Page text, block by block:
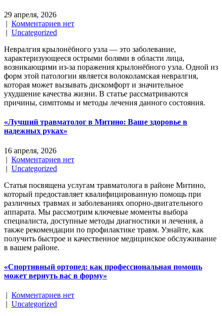
29 апреля, 2026
| Комментариев нет
| Uncategorized
Невралгия крылонёбного узла — это заболевание,
характеризующееся острыми болями в области лица,
возникающими из-за поражения крылонёбного узла. Одной из
форм этой патологии является волоколамская невралгия,
которая может вызывать дискомфорт и значительное
ухудшение качества жизни. В статье рассматриваются
причины, симптомы и методы лечения данного состояния.
«Лучший травматолог в Митино: Ваше здоровье в
надежных руках»
16 апреля, 2026
| Комментариев нет
| Uncategorized
Статья посвящена услугам травматолога в районе Митино,
который предоставляет квалифицированную помощь при
различных травмах и заболеваниях опорно-двигательного
аппарата. Мы рассмотрим ключевые моменты выбора
специалиста, доступные методы диагностики и лечения, а
также рекомендации по профилактике травм. Узнайте, как
получить быстрое и качественное медицинское обслуживание
в вашем районе.
«Спортивный ортопед: как профессиональная помощь
может вернуть вас в форму»
| Комментариев нет
| Uncategorized